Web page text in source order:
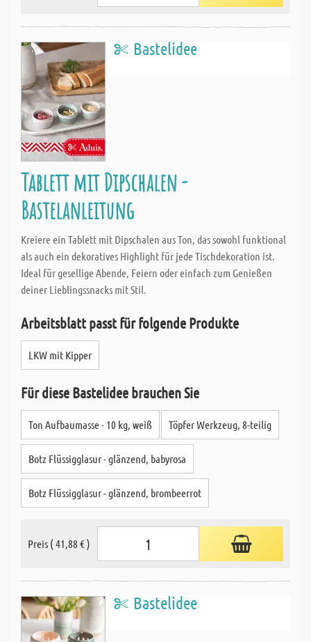
Bastelidee
Tablett mit Dipschalen -
Bastelanleitung
Kreiere ein Tablett mit Dipschalen aus Ton, das sowohl funktional
als auch ein dekoratives Highlight für jede Tischdekoration ist.
Ideal für gesellige Abende, Feiern oder einfach zum Genießen
deiner Lieblingssnacks mit Stil.
Arbeitsblatt passt für folgende Produkte
LKW mit Kipper
Für diese Bastelidee brauchen Sie
Ton Aufbaumasse - 10 kg, weiß Töpfer Werkzeug, 8-teilig
Botz Flüssigglasur - glänzend, babyrosa
Botz Flüssigglasur - glänzend, brombeerrot
Preis ( 41,88 € )
Bastelidee